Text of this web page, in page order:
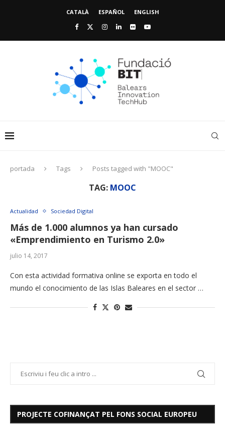
CATALÀ ESPAÑOL ENGLISH
portada Tags Posts tagged with "MOOC"
TAG: MOOC
Actualidad Sociedad Digital
Más de 1.000 alumnos ya han cursado
«Emprendimiento en Turismo 2.0»
julio 14, 2017
Con esta actividad formativa online se exporta en todo el
mundo el conocimiento de las Islas Baleares en el sector …
PROJECTE COFINANÇAT PEL FONS SOCIAL EUROPEU